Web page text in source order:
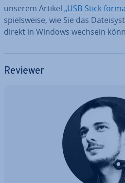
unserem Artikel „USB-Stick
spiels­wei­se, wie Sie das
direkt in Windows wechseln
Reviewer